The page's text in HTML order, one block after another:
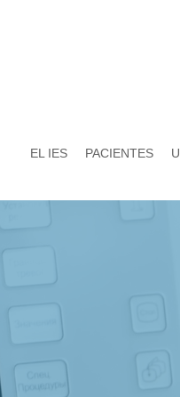
EL IES PACIENTES